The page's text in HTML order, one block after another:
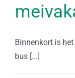
Binnenkort is
bus [...]